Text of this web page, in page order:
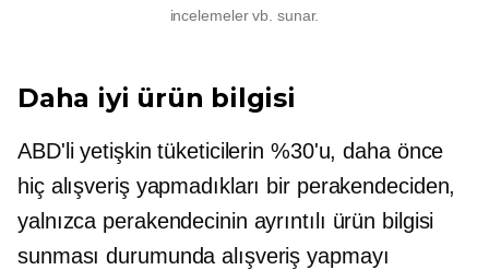
incelemeler vb. sunar.
Daha iyi ürün bilgisi
ABD'li yetişkin tüketicilerin %30'u, daha önce
hiç alışveriş yapmadıkları bir perakendeciden,
yalnızca perakendecinin ayrıntılı ürün bilgisi
sunması durumunda alışveriş yapmayı